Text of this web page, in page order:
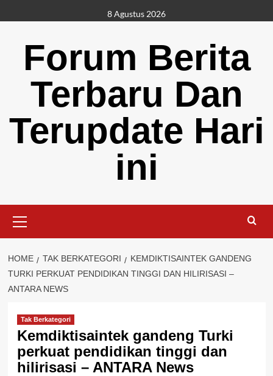
to
8 Agustus 2026
Forum Berita
Terbaru Dan
Terupdate Hari
ini
Menu
HOME TAK BERKATEGORI
KEMDIKTISAINTEK GANDENG
TURKI PERKUAT PENDIDIKAN TINGGI DAN HILIRISASI –
ANTARA NEWS
Tak Berkategori
Kemdiktisaintek gandeng Turki
perkuat pendidikan tinggi dan
hilirisasi – ANTARA News